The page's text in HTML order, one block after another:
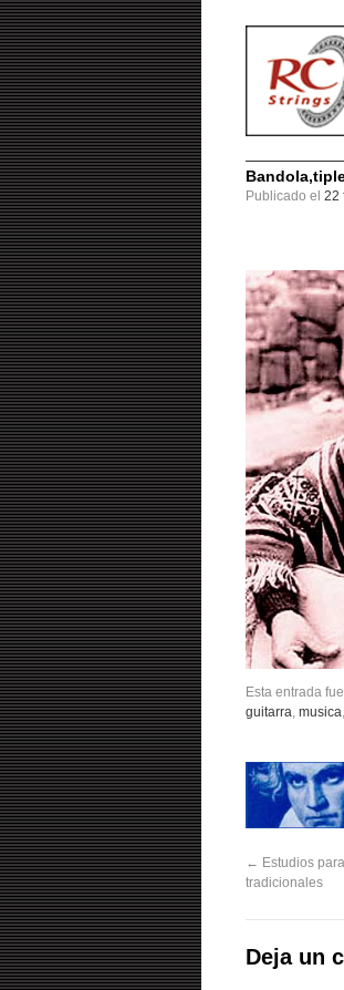
Publicado el 22
Esta entrada
guitarra, musica,
← Estudios
tradicionales
Deja un